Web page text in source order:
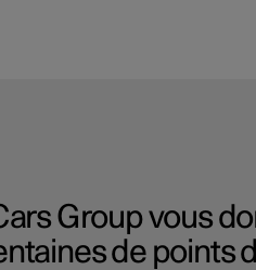
Group vous
de points